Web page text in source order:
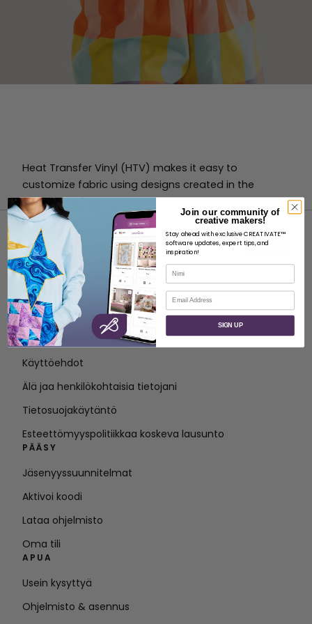
Heat Transfer Vinyl (HTV) makes it easy to
customize fabric using designs created in the
Crafting Software.
MEISTÄ
Tietoja SVP Worldwide -yrityksestä
Ota yhteyttä
Käyttöehdot
Älä jaa henkilökohtaisia tietojani
Tietosuojakäytäntö
Esteettömyyspolitiikkaa koskeva lausunto
PÄÄSY
Jäsenyyssuunnitelmat
Aktivoi koodi
Lataa ohjelmisto
Oma tili
APUA
Usein kysyttyä
Ohjelmisto & asennus
Join our community of
creative makers!
Stay ahead with exclusive CREATIVATE™
software updates, expert tips, and
inspiration!
Nimi
Sähköposti
SIGN UP